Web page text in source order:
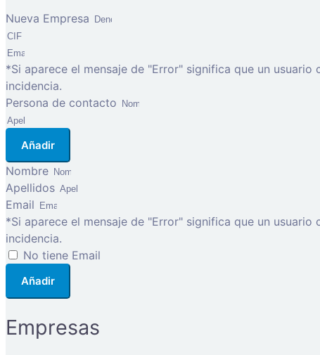
Nueva Empresa
*Si aparece el mensaje de "Error" significa que un
incidencia.
Persona de contacto
Añadir
Nombre
Apellidos
Email
*Si aparece el mensaje de "Error" significa que un
incidencia.
No tiene Email
Añadir
Empresas